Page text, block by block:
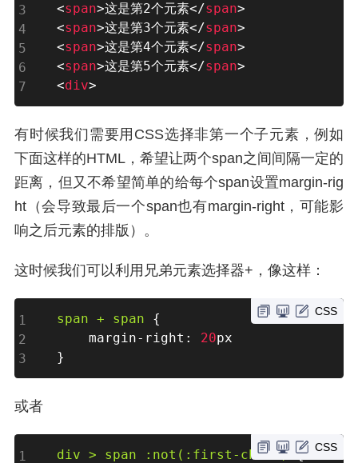
<span>这是第2个元素</span>
<span>这是第3个元素</span>
<span>这是第4个元素</span>
<span>这是第5个元素</span>
<div>
有时候我们需要用CSS选择非第一个子元素，例如
下面这样的HTML，希望让两个span之间间隔一定的
距离，但又不希望简单的给每个span设置margin-rig
ht（会导致最后一个span也有margin-right，可能影
响之后元素的排版）。
这时候我们可以利用兄弟元素选择器+，像这样：
CSS
span + span {
margin-right : 20
}
或者
CSS
div > span :not(:first-child) {